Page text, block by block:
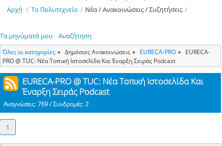
Αρχή / Το Πολυτεχνείο / Νέα / Ανακοινώσεις / Συζητήσεις /
Τα μηνύματά μου Αναζήτηση
Όλες οι κατηγορίες Δημόσιες Ανακοινώσεις ΕURECA-PRO
EURECA-
PRO @ TUC: Νέα Τοπική Ιστοσελίδα Και Έναρξη Σειράς Podcast
EURECA-PRO @ TUC: Νέα Τοπική Ιστοσελίδα Και
Έναρξη Σειράς Podcast
Αναγνώσεις: 769 / Συνδρομές: 2
1